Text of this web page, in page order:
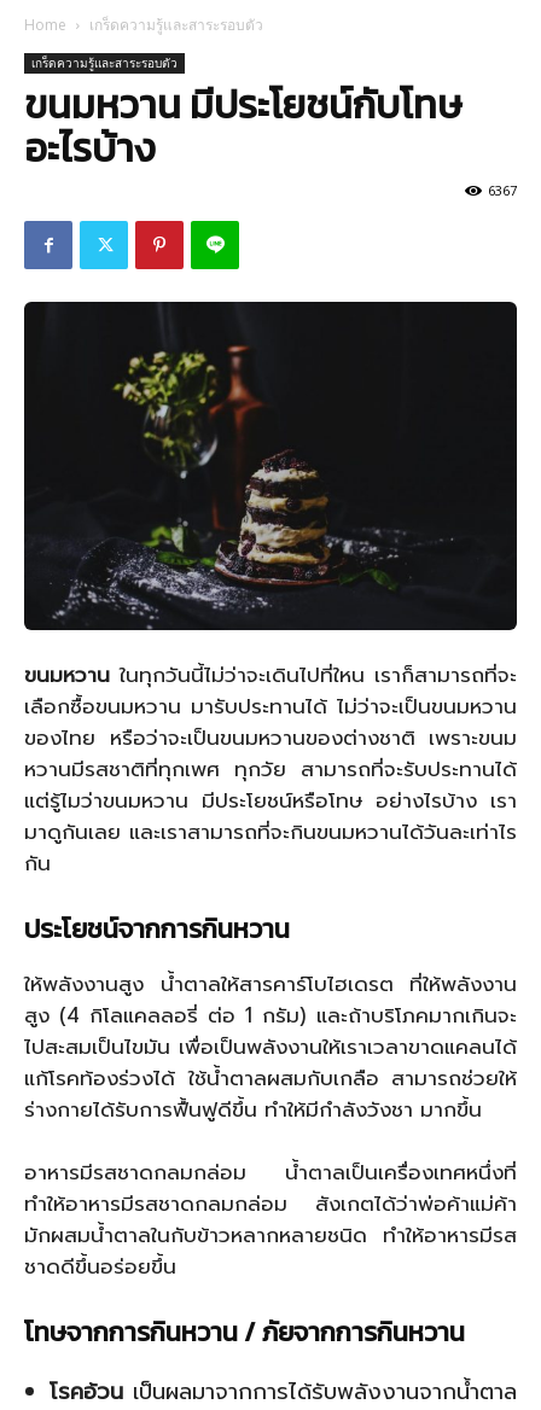
Home เกร็ดความรู้และสาระรอบตัว
เกร็ดความรู้และสาระรอบตัว
ขนมหวาน มีประโยชน์กับโทษ
อะไรบ้าง
6367
ขนมหวาน ในทุกวันนี้ไม่ว่าจะเดินไปที่ใหน เราก็สามารถที่จะ
เลือกซื้อขนมหวาน มารับประทานได้ ไม่ว่าจะเป็นขนมหวาน
ของไทย หรือว่าจะเป็นขนมหวานของต่างชาติ เพราะขนม
หวานมีรสชาติที่ทุกเพศ ทุกวัย สามารถที่จะรับประทานได้
แต่รู้ไมว่าขนมหวาน มีประโยชน์หรือโทษ อย่างไรบ้าง เรา
มาดูกันเลย และเราสามารถที่จะกินขนมหวานได้วันละเท่าไร
กัน
ประโยชน์จากการกินหวาน
ให้พลังงานสูง น้ำตาลให้สารคาร์โบไฮเดรต ที่ให้พลังงาน
สูง (4 กิโลแคลลอรี่ ต่อ 1 กรัม) และถ้าบริโภคมากเกินจะ
ไปสะสมเป็นไขมัน เพื่อเป็นพลังงานให้เราเวลาขาดแคลนได้
แก้โรคท้องร่วงได้ ใช้น้ำตาลผสมกับเกลือ สามารถช่วยให้
ร่างกายได้รับการฟื้นฟูดีขึ้น ทำให้มีกำลังวังชา มากขึ้น
อาหารมีรสชาดกลมกล่อม น้ำตาลเป็นเครื่องเทศหนึ่งที่
ทำให้อาหารมีรสชาดกลมกล่อม สังเกตได้ว่าพ่อค้าแม่ค้า
มักผสมน้ำตาลในกับข้าวหลากหลายชนิด ทำให้อาหารมีรส
ชาดดีขึ้นอร่อยขึ้น
โทษจากการกินหวาน / ภัยจากการกินหวาน
โรคอ้วน เป็นผลมาจากการได้รับพลังงานจากน้ำตาล